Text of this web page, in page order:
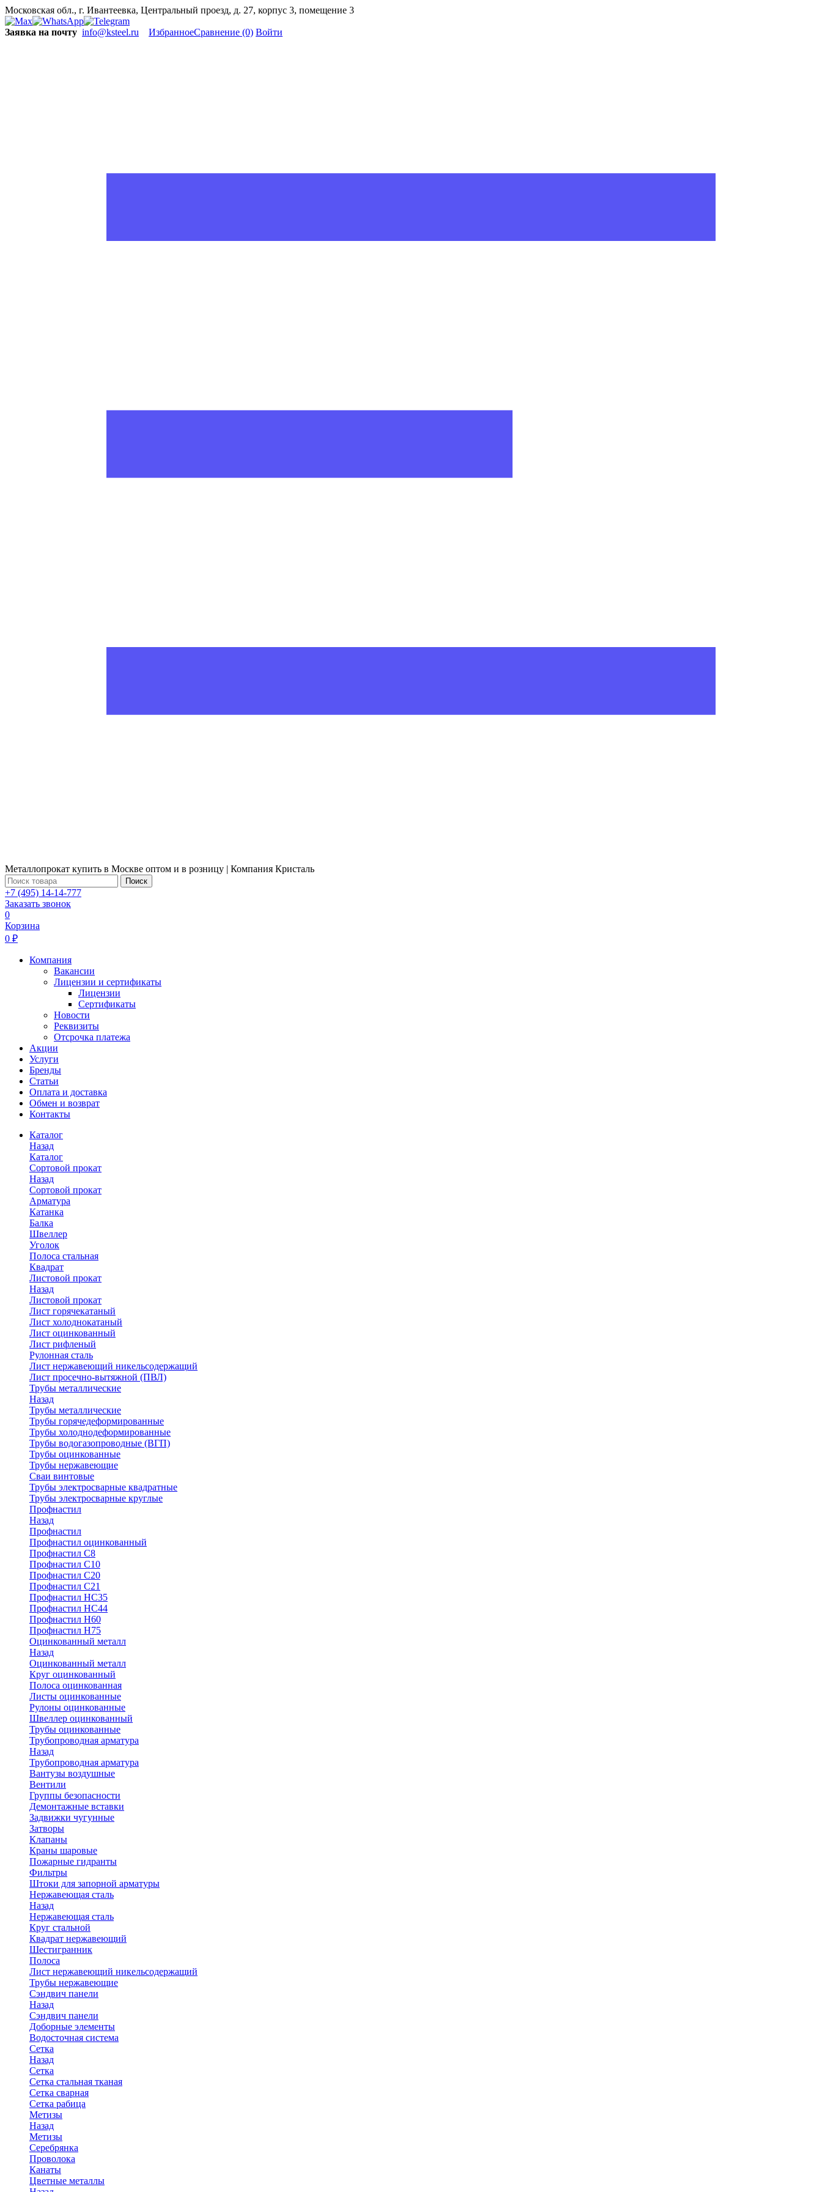
Московская обл., г. Ивантеевка, Центральный проезд, д. 27, корпус 3, помещение 3
Заявка на почту info@ksteel.ru ИзбранноеСравнение (0) Войти
Металлопрокат купить в Москве оптом и в розницу | Компания Кристаль
Поиск
+7 (495) 14-14-777
Заказать звонок
0
Корзина
0 ₽
Компания
Вакансии
Лицензии и сертификаты
Лицензии
Сертификаты
Новости
Реквизиты
Отсрочка платежа
Акции
Услуги
Бренды
Статьи
Оплата и доставка
Обмен и возврат
Контакты
Каталог
Назад
Каталог
Сортовой прокат
Назад
Сортовой прокат
Арматура
Катанка
Балка
Швеллер
Уголок
Полоса стальная
Квадрат
Листовой прокат
Назад
Листовой прокат
Лист горячекатаный
Лист холоднокатаный
Лист оцинкованный
Лист рифленый
Рулонная сталь
Лист нержавеющий никельсодержащий
Лист просечно-вытяжной (ПВЛ)
Трубы металлические
Назад
Трубы металлические
Трубы горячедеформированные
Трубы холоднодеформированные
Трубы водогазопроводные (ВГП)
Трубы оцинкованные
Трубы нержавеющие
Сваи винтовые
Трубы электросварные квадратные
Трубы электросварные круглые
Профнастил
Назад
Профнастил
Профнастил оцинкованный
Профнастил С8
Профнастил С10
Профнастил С20
Профнастил С21
Профнастил НС35
Профнастил НС44
Профнастил Н60
Профнастил Н75
Оцинкованный металл
Назад
Оцинкованный металл
Круг оцинкованный
Полоса оцинкованная
Листы оцинкованные
Рулоны оцинкованные
Швеллер оцинкованный
Трубы оцинкованные
Трубопроводная арматура
Назад
Трубопроводная арматура
Вантузы воздушные
Вентили
Группы безопасности
Демонтажные вставки
Задвижки чугунные
Затворы
Клапаны
Краны шаровые
Пожарные гидранты
Фильтры
Штоки для запорной арматуры
Нержавеющая сталь
Назад
Нержавеющая сталь
Круг стальной
Квадрат нержавеющий
Шестигранник
Полоса
Лист нержавеющий никельсодержащий
Трубы нержавеющие
Сэндвич панели
Назад
Сэндвич панели
Доборные элементы
Водосточная система
Сетка
Назад
Сетка
Сетка стальная тканая
Сетка сварная
Сетка рабица
Метизы
Назад
Метизы
Серебрянка
Проволока
Канаты
Цветные металлы